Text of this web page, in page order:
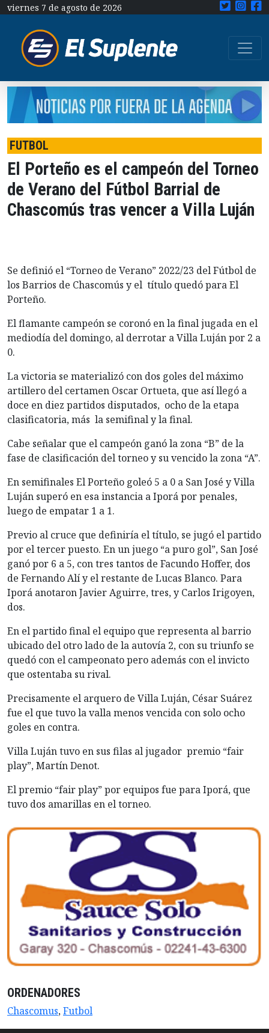
viernes 7 de agosto de 2026
FUTBOL
El Porteño es el campeón del Torneo
de Verano del Fútbol Barrial de
Chascomús tras vencer a Villa Luján
Se definió el “Torneo de Verano” 2022/23 del Fútbol de
los Barrios de Chascomús y el título quedó para El
Porteño.
El flamante campeón se coronó en la final jugada en el
mediodía del domingo, al derrotar a Villa Luján por 2 a
0.
La victoria se materializó con dos goles del máximo
artillero del certamen Oscar Ortueta, que así llegó a
doce en diez partidos disputados, ocho de la etapa
clasificatoria, más la semifinal y la final.
Cabe señalar que el campeón ganó la zona “B” de la
fase de clasificación del torneo y su vencido la zona “A”.
En semifinales El Porteño goleó 5 a 0 a San José y Villa
Luján superó en esa instancia a Iporá por penales,
luego de empatar 1 a 1.
Previo al cruce que definiría el título, se jugó el partido
por el tercer puesto. En un juego “a puro gol”, San José
ganó por 6 a 5, con tres tantos de Facundo Hoffer, dos
de Fernando Alí y el restante de Lucas Blanco. Para
Iporá anotaron Javier Aguirre, tres, y Carlos Irigoyen,
dos.
En el partido final el equipo que representa al barrio
ubicado del otro lado de la autovía 2, con su triunfo se
quedó con el campeonato pero además con el invicto
que ostentaba su rival.
Precisamente el arquero de Villa Luján, César Suárez
fue el que tuvo la valla menos vencida con solo ocho
goles en contra.
Villa Luján tuvo en sus filas al jugador premio “fair
play”, Martín Denot.
El premio “fair play” por equipos fue para Iporá, que
tuvo dos amarillas en el torneo.
ORDENADORES
Chascomus,Futbol